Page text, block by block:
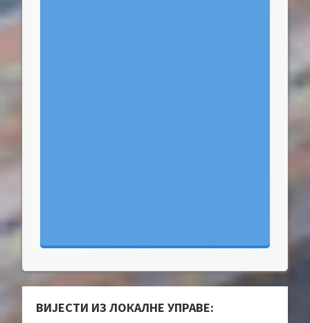
ВИЈЕСТИ ИЗ ЛОКАЛНЕ УПРАВЕ: